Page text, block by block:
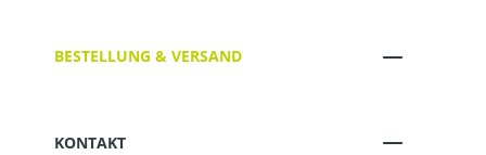
BESTELLUNG & VERSAND
KONTAKT